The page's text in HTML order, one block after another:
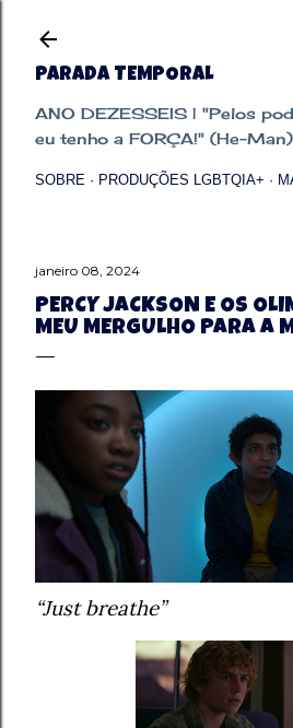
PARADA TEMPORAL
ANO DEZESSEIS | "Pelos
eu tenho a FORÇA!" (He-Man)
SOBRE PRODUÇÕES LGBTQIA+
janeiro 08, 2024
PERCY JACKSON E OS
MEU MERGULHO PARA A
“Just breathe”